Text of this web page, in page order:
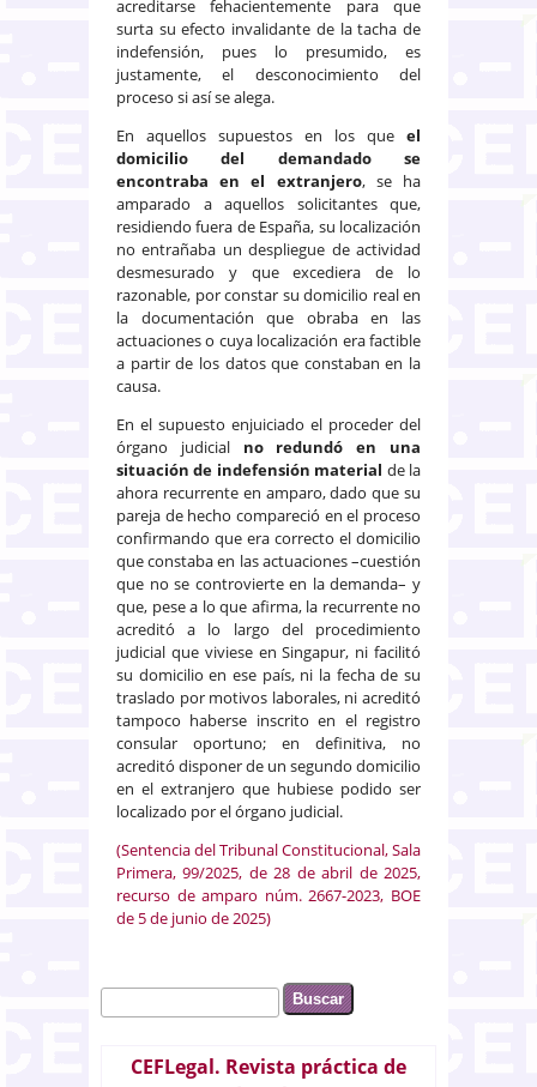
acreditarse fehacientemente para que
surta su efecto invalidante de la tacha de
indefensión, pues lo presumido, es
justamente, el desconocimiento del
proceso si así se alega.
En aquellos supuestos en los que el
domicilio del demandado se
encontraba en el extranjero, se ha
amparado a aquellos solicitantes que,
residiendo fuera de España, su localización
no entrañaba un despliegue de actividad
desmesurado y que excediera de lo
razonable, por constar su domicilio real en
la documentación que obraba en las
actuaciones o cuya localización era factible
a partir de los datos que constaban en la
causa.
En el supuesto enjuiciado el proceder del
órgano judicial no redundó en una
situación de indefensión material de la
ahora recurrente en amparo, dado que su
pareja de hecho compareció en el proceso
confirmando que era correcto el domicilio
que constaba en las actuaciones –cuestión
que no se controvierte en la demanda– y
que, pese a lo que afirma, la recurrente no
acreditó a lo largo del procedimiento
judicial que viviese en Singapur, ni facilitó
su domicilio en ese país, ni la fecha de su
traslado por motivos laborales, ni acreditó
tampoco haberse inscrito en el registro
consular oportuno; en definitiva, no
acreditó disponer de un segundo domicilio
en el extranjero que hubiese podido ser
localizado por el órgano judicial.
(Sentencia del Tribunal Constitucional, Sala
Primera, 99/2025, de 28 de abril de 2025,
recurso de amparo núm. 2667-2023, BOE
de 5 de junio de 2025)
Formulario de búsqueda
Buscar
CEFLegal. Revista práctica de